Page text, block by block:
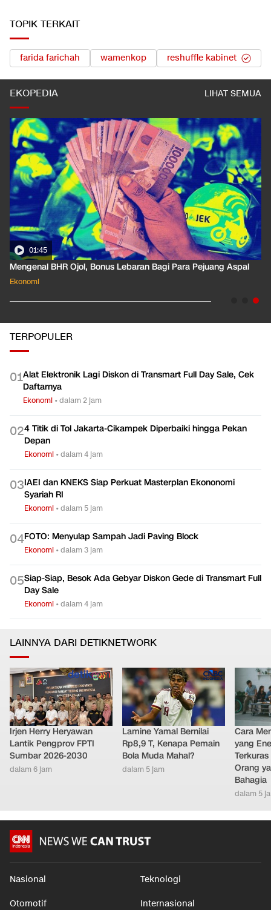
TOPIK TERKAIT
farida farichah wamenkop reshuffle kabinet
EKOPEDIA LIHAT SEMUA
01:45
BHR Ojol, Bonus Lebaran Bagi Para Pejuang Aspal
TERPOPULER
01Alat Elektronik Lagi Diskon di Transmart Full Day Sale, Cek
Daftarnya
Ekonomi •dalam 2 jam
024 Titik di Tol Jakarta-Cikampek Diperbaiki hingga Pekan
Depan
Ekonomi •dalam 4 jam
03IAEI dan KNEKS Siap Perkuat Masterplan Ekononomi
Syariah RI
Ekonomi •dalam 5 jam
04FOTO: Menyulap Sampah Jadi Paving Block
Ekonomi •dalam 3 jam
05Siap-Siap, Besok Ada Gebyar Diskon Gede di Transmart Full
Day Sale
Ekonomi •dalam 4 jam
LAINNYA DARI DETIKNETWORK
Irjen Herry Heryawan
Lantik Pengprov FPTI
Sumbar 2026-2030
dalam 6 jam
Lamine Yamal Bernilai
Rp8,9 T, Kenapa Pemain
Bola Muda Mahal?
dalam 5 jam
Cara
yang
Orang
Bahagia
dalam 5
Nasional Teknologi
Otomotif Internasional